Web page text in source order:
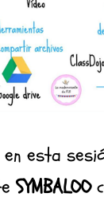
esta
SYMBALOO